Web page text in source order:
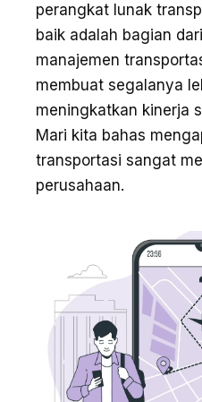
perangkat lunak
baik adalah bagian
manajemen
membuat segalanya
meningkatkan kinerja
Mari kita bahas
transportasi sangat
perusahaan.